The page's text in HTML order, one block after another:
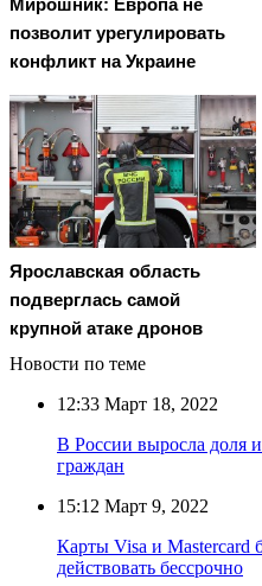
Мирошник: Европа не
позволит урегулировать
конфликт на Украине
Ярославская область
подверглась самой
крупной атаке дронов
Новости по теме
12:33 Март 18, 2022
В России выросла доля
граждан
15:12 Март 9, 2022
Карты Visa и Mastercard
действовать бессрочно